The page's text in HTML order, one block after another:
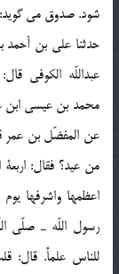
شود. صدوق می گوید:
حدثنا علی بن
عبداللّه الکوفی
محمد بن عیسی ابن
عن المفضّل بن عمر
من عید؟ فقال:
اعظمها واشرفها
رسول اللّه ـ صلّی
للناس علماً. قال: